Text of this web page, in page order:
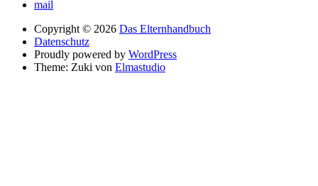
mail
Copyright © 2026 Das Elternhandbuch
Datenschutz
Proudly powered by WordPress
Theme: Zuki von Elmastudio